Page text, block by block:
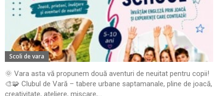
Scoli de vara
🌞 Vara asta vă propunem două aventuri de neuitat pentru copii!
🎨🧩 Clubul de Vară – tabere urbane saptamanale, pline de joacă,